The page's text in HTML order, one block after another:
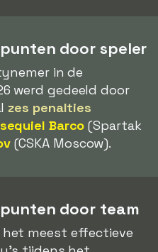
door speler
in de
werd gedeeld door
zes penalties
Barco (Spartak
(CSKA Moscow).
door team
het meest effectieve